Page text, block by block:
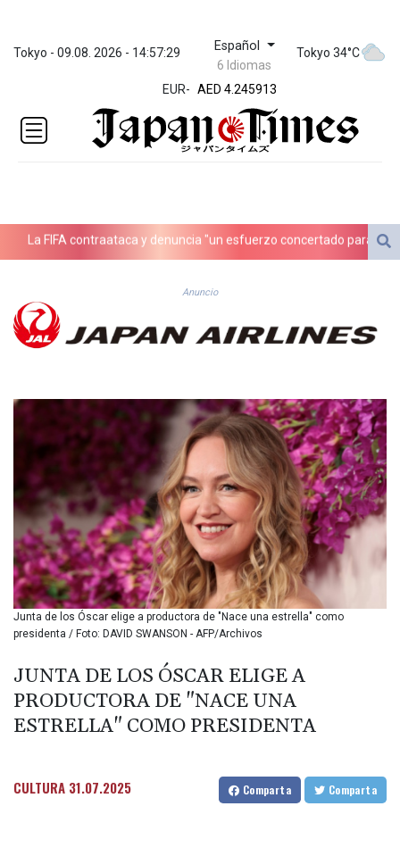
Tokyo - 09.08. 2026 - 14:57:29 Español
6 Idiomas
Tokyo 34°C
EUR-
ZWL 372.275202
AED 4.245913
AED 4.245913
AFN 76.887634
ALL 93.218842
AMD
ARS
1724.882567
AWG 2.082489
BAM 1.955776
BBD 2.321671
BIF 3451.157116
BMD 1.156136
BND 1.477082
BOB 13.69983
BRL 5.876989
BSD 1.152686
BTN 109.688637
BWP 15.558807
BYN 3.432357
BYR
22660.258427
BZD 2.318271
CAD 1.61333
2615.761404
CHF 0.93588
CLF 0.026829
CNY 7.801146
CNH 7.796152
La FIFA contraataca y denuncia "un esfuerzo concertado para
Anuncio
Junta de los Óscar elige a productora de "Nace una estrella" como
presidenta / Foto: DAVID SWANSON - AFP/Archivos
JUNTA DE LOS ÓSCAR ELIGE A
PRODUCTORA DE "NACE UNA
ESTRELLA" COMO PRESIDENTA
CULTURA 31.07.2025 Comparta Comparta